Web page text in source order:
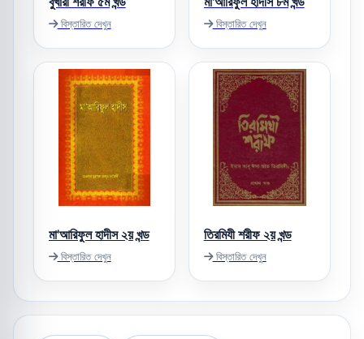
বিস্তারিত দেখুন বিস্তারিত দেখুন
মা'আরিফুল হাদীস ২য় খন্ড
বিস্তারিত দেখুন
তিরমিযী শরীফ ২য় খন্ড
বিস্তারিত দেখুন